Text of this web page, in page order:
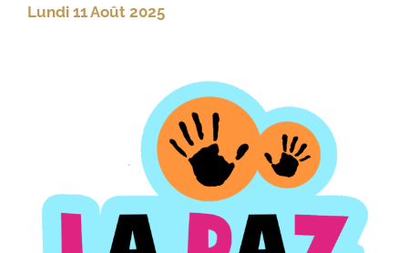
Lundi 11 Août 2025